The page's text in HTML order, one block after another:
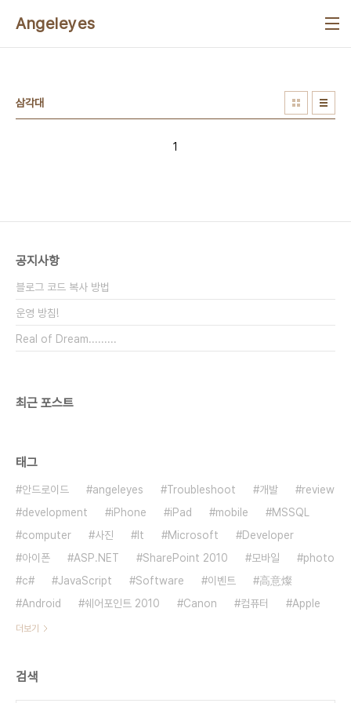
Angeleyes
삼각대
1
공지사항
블로그 코드 복사 방법
운영 방침!
Real of Dream.........
최근 포스트
태그
안드로이드 angeleyes Troubleshoot 개발
review
development
iPhone iPad mobile
MSSQL
computer
사진 It Microsoft
Developer
아이폰
ASP.NET SharePoint 2010 모바일
photo
c#
JavaScript Software 이벤트
高意燦
Android
쉐어포인트 2010 Canon 컴퓨터 Apple
더보기
검색